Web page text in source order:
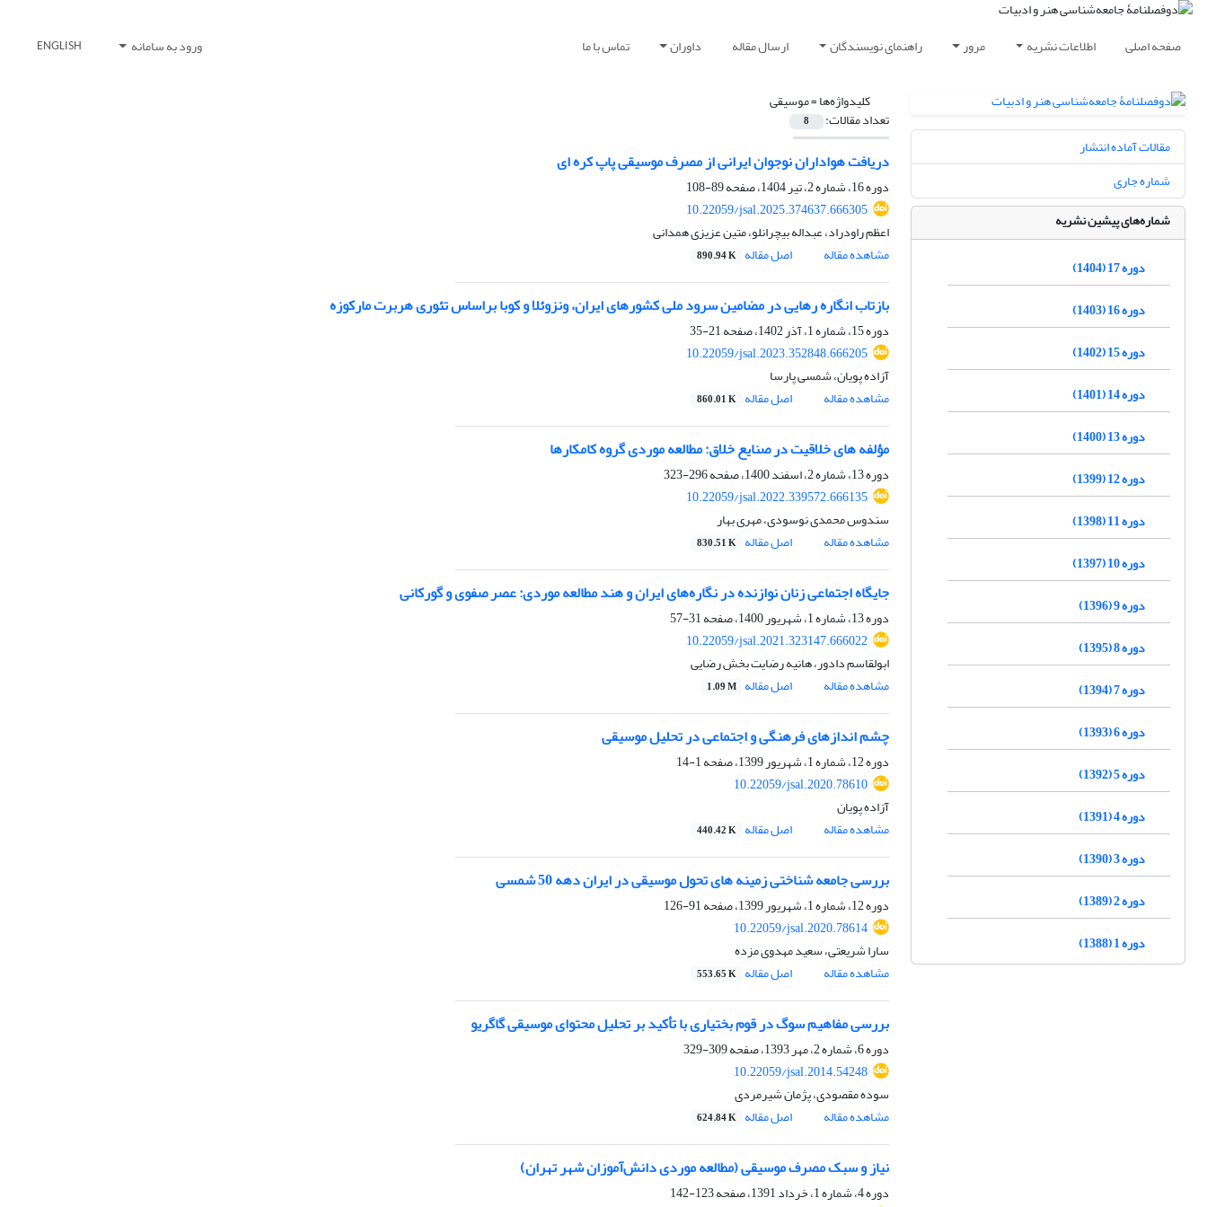
صفحه اصلی اطلاعات نشریه مرور راهنمای نویسندگان ارسال مقاله داوران تماس با ما ورود به سامانه ENGLISH
کلیدواژه‌ها =موسیقی
تعداد مقالات: 8
دریافت هواداران نوجوان ایرانی از مصرف موسیقی پاپ کره ای
دوره 16، شماره 2، تیر 1404، صفحه
89-108
10.22059/jsal.2025.374637.666305
اعظم راودراد، عبداله بیچرانلو، متین عزیزی همدانی
مشاهده مقاله
اصل مقاله 890.94 K
بازتاب انگاره رهایی در مضامین سرود ملی کشورهای ایران، ونزوئلا و کوبا براساس تئوری هربرت مارکوزه
دوره 15، شماره 1، آذر 1402، صفحه
21-35
10.22059/jsal.2023.352848.666205
آزاده پویان، شمسی پارسا
مشاهده مقاله
اصل مقاله 860.01 K
مؤلفه های خلاقیت در صنایع خلاق: مطالعه موردی گروه کامکارها
دوره 13، شماره 2، اسفند 1400، صفحه
296-323
10.22059/jsal.2022.339572.666135
سندوس محمدی نوسودی، مهری بهار
مشاهده مقاله
اصل مقاله 830.51 K
جایگاه اجتماعی زنان نوازنده در نگاره‌های ایران و هند مطالعه موردی: عصر صفوی و گورکانی
دوره 13، شماره 1، شهریور 1400، صفحه
31-57
10.22059/jsal.2021.323147.666022
ابولقاسم دادور، هانیه رضایت بخش رضایی
مشاهده مقاله
اصل مقاله 1.09 M
چشم اندازهای فرهنگی و اجتماعی در تحلیل موسیقی
دوره 12، شماره 1، شهریور 1399، صفحه
1-14
10.22059/jsal.2020.78610
آزاده پویان
مشاهده مقاله
اصل مقاله 440.42 K
بررسی جامعه شناختی زمینه های تحول موسیقی در ایران دهه 50 شمسی
دوره 12، شماره 1، شهریور 1399، صفحه
91-126
10.22059/jsal.2020.78614
سارا شریعتی، سعید مهدوی مزده
مشاهده مقاله
اصل مقاله 553.65 K
بررسی مفاهیم سوگ در قوم بختیاری با تأکید بر تحلیل محتوای موسیقی گاگریو
دوره 6، شماره 2، مهر 1393، صفحه
309-329
10.22059/jsal.2014.54248
سوده مقصودی، پژمان شیرمردی
مشاهده مقاله
اصل مقاله 624.84 K
نیاز و سبک مصرف موسیقی (مطالعه موردی دانش‌آموزان شهر تهران)
دوره 4، شماره 1، خرداد 1391، صفحه
123-142
مقالات آماده انتشار
شماره جاری
شماره‌های پیشین نشریه
دوره 17 (1404)
دوره 16 (1403)
دوره 15 (1402)
دوره 14 (1401)
دوره 13 (1400)
دوره 12 (1399)
دوره 11 (1398)
دوره 10 (1397)
دوره 9 (1396)
دوره 8 (1395)
دوره 7 (1394)
دوره 6 (1393)
دوره 5 (1392)
دوره 4 (1391)
دوره 3 (1390)
دوره 2 (1389)
دوره 1 (1388)